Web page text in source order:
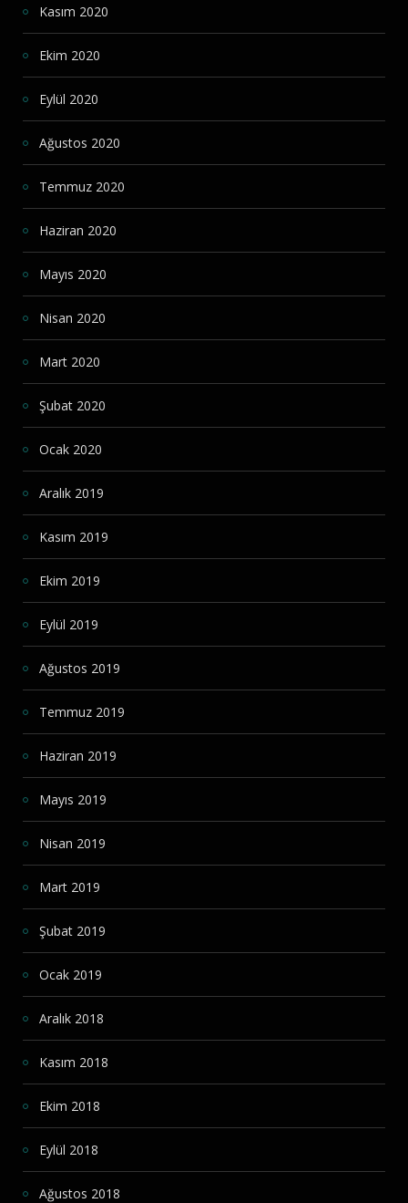
Kasım 2020
Ekim 2020
Eylül 2020
Ağustos 2020
Temmuz 2020
Haziran 2020
Mayıs 2020
Nisan 2020
Mart 2020
Şubat 2020
Ocak 2020
Aralık 2019
Kasım 2019
Ekim 2019
Eylül 2019
Ağustos 2019
Temmuz 2019
Haziran 2019
Mayıs 2019
Nisan 2019
Mart 2019
Şubat 2019
Ocak 2019
Aralık 2018
Kasım 2018
Ekim 2018
Eylül 2018
Ağustos 2018